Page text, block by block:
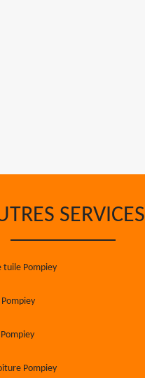
SERVICES
tuile Pompiey
Pompiey